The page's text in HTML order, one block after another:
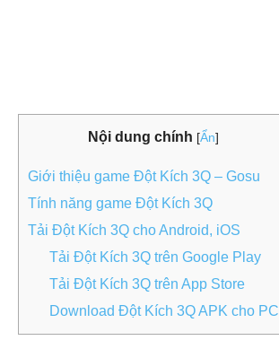
Nội dung chính [Ẩn]
Giới thiệu game Đột Kích 3Q – Gosu
Tính năng game Đột Kích 3Q
Tải Đột Kích 3Q cho Android, iOS
Tải Đột Kích 3Q trên Google Play
Tải Đột Kích 3Q trên App Store
Download Đột Kích 3Q APK cho PC